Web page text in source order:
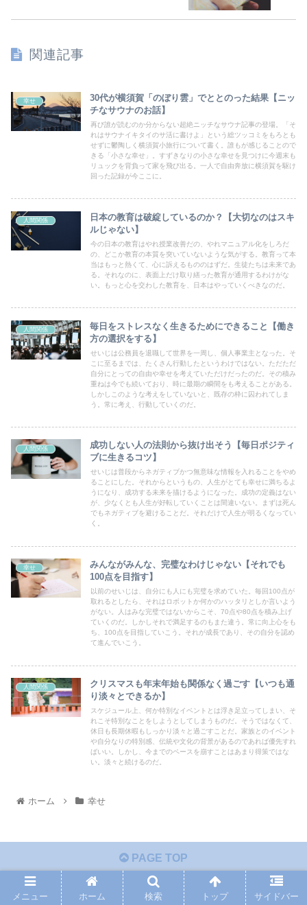
関連記事
幸せ
30代が横須賀「のぼり雲」でととのった結果【ニッ
チなサウナのお話】
再び誰が読むのか分からない超絶ニッチなサウナ記事の登場。「そ
れはサウナイキタイのサ活に書けよ」という総ツッコミをもろとも
せずに鬱陶しく横須賀小旅行について書く。誰もが感じることので
きる「小さな幸せ」。すずきなりの小さな幸せを見つけに今週末も
リュックを背負って家を飛び出る。一人で自由奔放に横須賀を駆け
回った記録が今ここに。
人間関係
日本の教育は破綻しているのか？【大切なのはスキ
ルじゃない】
今の日本の教育はやれ授業改善だの、やれマニュアル化をしろだ
の、どこか教育の本質を突いていないような気がする。教育って本
当はもっと熱くて、心に訴えるもののはずだ。生徒たちは未来であ
る。それなのに、表面上だけ取り繕った教育が通用するわけがな
い。もっと心を交わした教育を、日本はやっていくべきなのだ。
人間関係
毎日をストレスなく生きるためにできること【働き
方の選択をする】
せいじは公務員を退職して世界を一周し、個人事業主となった。そ
こに至るまでは、たくさん行動したというわけではない。ただただ
自分にとっての自由や幸せを考えていただけだったのだ。その積み
重ねは今でも続いており、時に最期の瞬間をも考えることがある。
しかしこのような考えをしていないと、既存の枠に囚われてしま
う。常に考え、行動していくのだ。
人間関係
成功しない人の法則から抜け出そう【毎日ポジティ
ブに生きるコツ】
せいじは普段からネガティブかつ無意味な情報を入れることをやめ
ることにした。それからというもの、人生がとても幸せに満ちるよ
うになり、成功する未来を描けるようになった。成功の定義はない
が、少なくとも人生が好転していくことは間違いない。まずは死ん
でもネガティブを避けることだ。それだけで人生が明るくなってい
く。
幸せ
みんながみんな、完璧なわけじゃない【それでも
100点を目指す】
以前のせいじは、自分にも人にも完璧を求めていた。毎回100点が
取れるとしたら、それはロボットか何かのハッタリとしか言いよう
がない。人はみな完璧ではないからこそ、70点や80点を積み上げ
ていくのだ。しかしそれで満足するのもまた違う。常に向上心をも
ち、100点を目指していこう。それが成長であり、その自分を認め
て進んでいこう。
人間関係
クリスマスも年末年始も関係なく過ごす【いつも通
り淡々とできるか】
スケジュール上、何か特別なイベントとは浮き足立ってしまい、そ
れこそ特別なことをしようとしてしまうものだ。そうではなくて、
休日も長期休暇もしっかり淡々と過ごすことだ。家族とのイベント
や自分なりの特別感、伝統や文化の背景があるのであれば優先すれ
ばいい。しかし、今までのペースを崩すことはあまり得策ではな
い。淡々と続けるのだ。
ホーム 幸せ
PAGE TOP
メニュー ホーム 検索 トップ サイドバー